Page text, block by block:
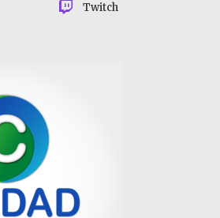
Twitch